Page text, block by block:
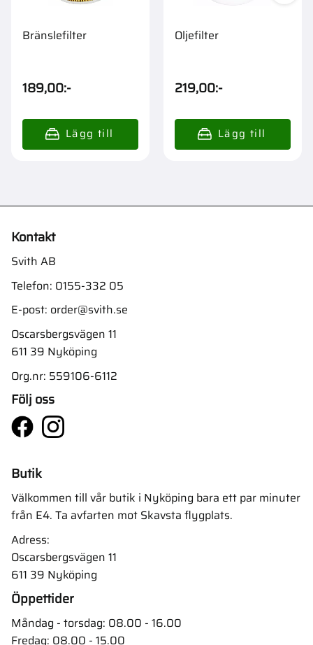
Bränslefilter
189,00:-
Oljefilter
219,00:-
Kontakt
Svith AB
Telefon: 0155-332 05
E-post: order@svith.se
Oscarsbergsvägen 11
611 39 Nyköping
Org.nr: 559106-6112
Följ oss
Butik
Välkommen till vår butik i Nyköping bara ett par minuter
från E4. Ta avfarten mot Skavsta flygplats.
Adress:
Oscarsbergsvägen 11
611 39 Nyköping
Öppettider
Måndag - torsdag: 08.00 - 16.00
Fredag: 08.00 - 15.00